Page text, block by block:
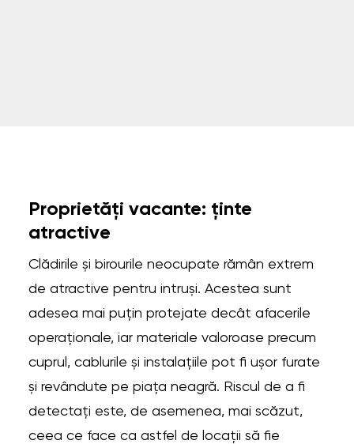
Proprietăți vacante: ținte
atractive
Clădirile și birourile neocupate rămân extrem
de atractive pentru intruși. Acestea sunt
adesea mai puțin protejate decât afacerile
operaționale, iar materiale valoroase precum
cuprul, cablurile și instalațiile pot fi ușor furate
și revândute pe piața neagră. Riscul de a fi
detectați este, de asemenea, mai scăzut,
ceea ce face ca astfel de locații să fie